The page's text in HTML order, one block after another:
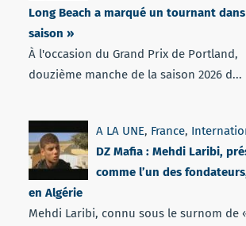
Long Beach a marqué un tournant
saison »
À l'occasion du Grand Prix de Portland,
douzième manche de la saison 2026 d...
A LA UNE, France,
DZ Mafia : Mehdi Laribi,
comme l’un des
en Algérie
Mehdi Laribi, connu sous le surnom de